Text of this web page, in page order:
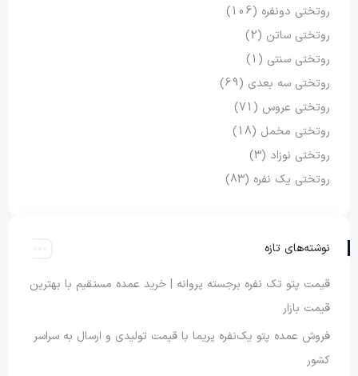
روتختی دونفره (106)
روتختی ساتن (2)
روتختی سنتی (1)
روتختی سه بعدی (69)
روتختی عروس (71)
روتختی مخمل (18)
روتختی نوزاد (3)
روتختی یک نفره (83)
نوشته‌های تازه
قیمت پتو تک نفره برجسته پروانه | خرید عمده مستقیم با بهترین
قیمت بازار
فروش عمده پتو یک‌نفره پریما با قیمت تولیدی و ارسال به سراسر
کشور